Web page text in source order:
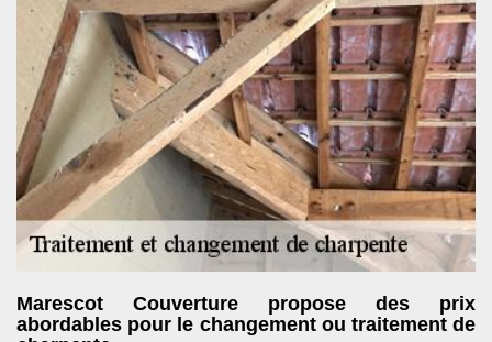
Marescot Couverture propose des prix
abordables pour le changement ou traitement de